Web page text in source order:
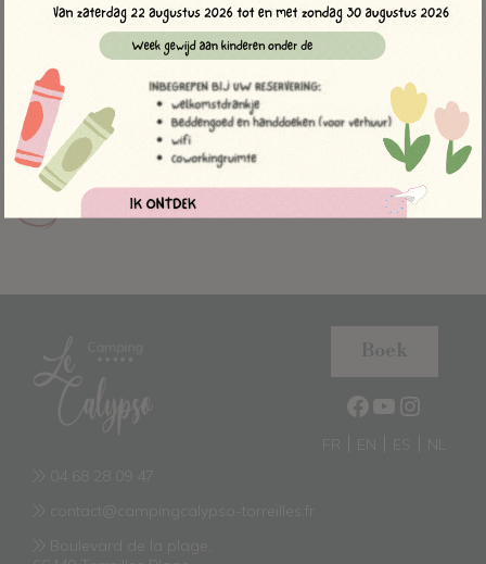
Contactgegevens
Boulevard de la plage,
66440 Torreilles Plage
04 68 28 09 47
contact@campingcalypso-torreilles.fr
04 68 28 09 47
contact@campingcalypso-torreilles.fr
Boulevard de la plage,
Boek
FR EN ES NL